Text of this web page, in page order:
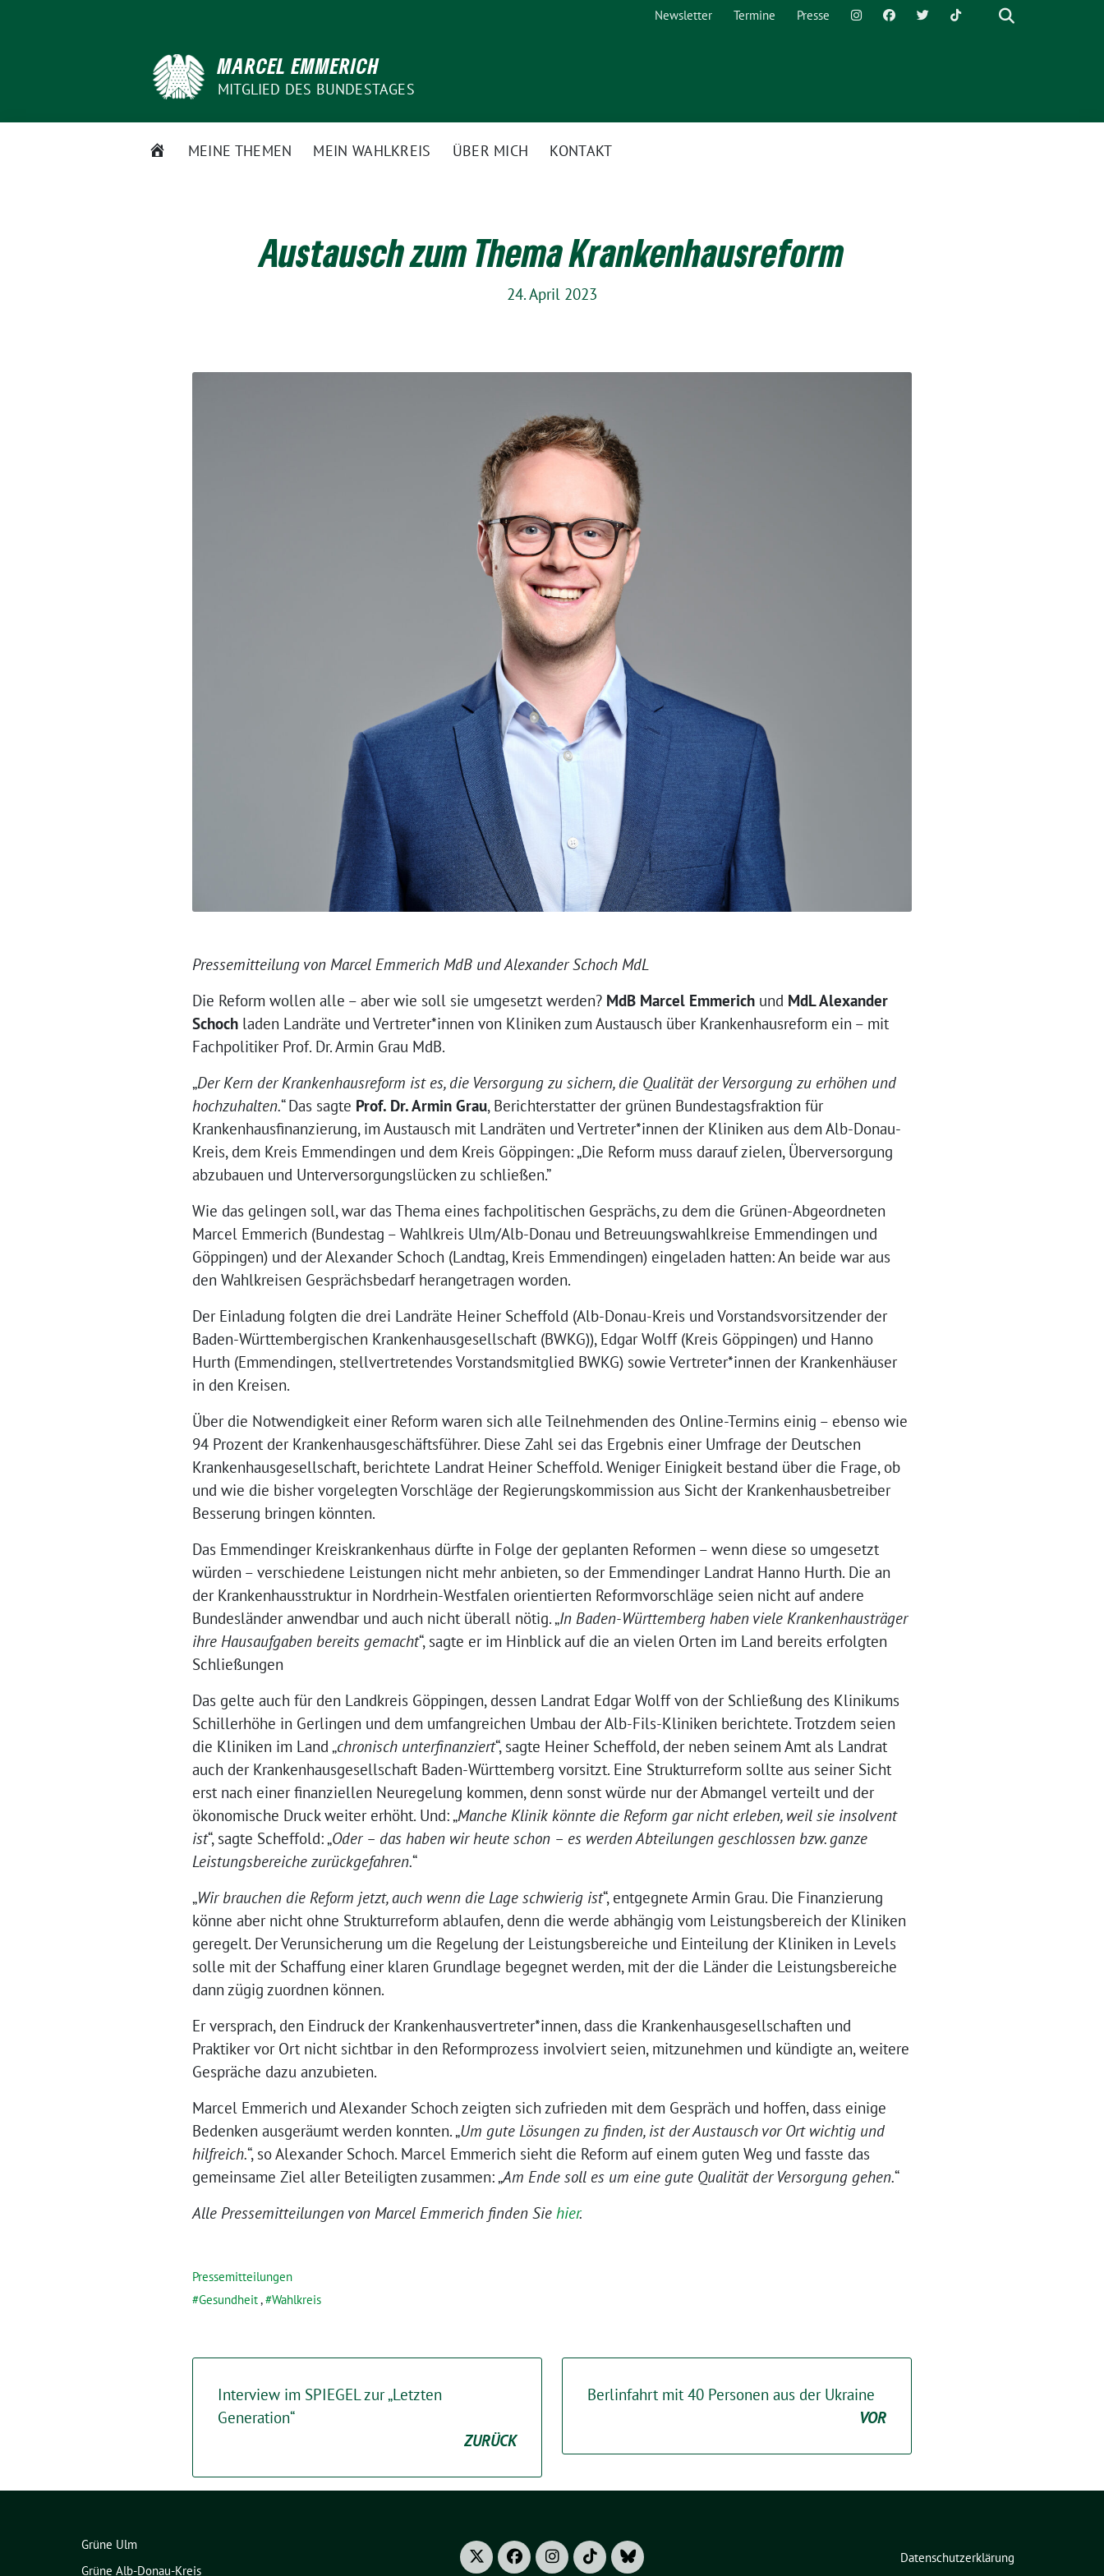
Newsletter Termine Presse
MARCEL EMMERICH
MITGLIED DES BUNDESTAGES
STARTSEITE
MEINE THEMEN MEIN WAHLKREIS ÜBER MICH KONTAKT
Austausch zum Thema Krankenhausreform
24. April 2023
Pressemitteilung von Marcel Emmerich MdB und Alexander Schoch MdL
Die Reform wollen alle – aber wie soll sie umgesetzt werden? MdB Marcel Emmerich und MdL Alexander
Schoch laden Landräte und Vertreter*innen von Kliniken zum Austausch über Krankenhausreform ein – mit
Fachpolitiker Prof. Dr. Armin Grau MdB.
„Der Kern der Krankenhausreform ist es, die Versorgung zu sichern, die Qualität der Versorgung zu erhöhen und
hochzuhalten.“ Das sagte Prof. Dr. Armin Grau, Berichterstatter der grünen Bundestagsfraktion für
Krankenhausfinanzierung, im Austausch mit Landräten und Vertreter*innen der Kliniken aus dem Alb-Donau-
Kreis, dem Kreis Emmendingen und dem Kreis Göppingen: „Die Reform muss darauf zielen, Überversorgung
abzubauen und Unterversorgungslücken zu schließen.”
Wie das gelingen soll, war das Thema eines fachpolitischen Gesprächs, zu dem die Grünen-Abgeordneten
Marcel Emmerich (Bundestag – Wahlkreis Ulm/Alb-Donau und Betreuungswahlkreise Emmendingen und
Göppingen) und der Alexander Schoch (Landtag, Kreis Emmendingen) eingeladen hatten: An beide war aus
den Wahlkreisen Gesprächsbedarf herangetragen worden.
Der Einladung folgten die drei Landräte Heiner Scheffold (Alb-Donau-Kreis und Vorstandsvorsitzender der
Baden-Württembergischen Krankenhausgesellschaft (BWKG)), Edgar Wolff (Kreis Göppingen) und Hanno
Hurth (Emmendingen, stellvertretendes Vorstandsmitglied BWKG) sowie Vertreter*innen der Krankenhäuser
in den Kreisen.
Über die Notwendigkeit einer Reform waren sich alle Teilnehmenden des Online-Termins einig – ebenso wie
94 Prozent der Krankenhausgeschäftsführer. Diese Zahl sei das Ergebnis einer Umfrage der Deutschen
Krankenhausgesellschaft, berichtete Landrat Heiner Scheffold. Weniger Einigkeit bestand über die Frage, ob
und wie die bisher vorgelegten Vorschläge der Regierungskommission aus Sicht der Krankenhausbetreiber
Besserung bringen könnten.
Das Emmendinger Kreiskrankenhaus dürfte in Folge der geplanten Reformen – wenn diese so umgesetzt
würden – verschiedene Leistungen nicht mehr anbieten, so der Emmendinger Landrat Hanno Hurth. Die an
der Krankenhausstruktur in Nordrhein-Westfalen orientierten Reformvorschläge seien nicht auf andere
Bundesländer anwendbar und auch nicht überall nötig. „In Baden-Württemberg haben viele Krankenhausträger
ihre Hausaufgaben bereits gemacht“, sagte er im Hinblick auf die an vielen Orten im Land bereits erfolgten
Schließungen
Das gelte auch für den Landkreis Göppingen, dessen Landrat Edgar Wolff von der Schließung des Klinikums
Schillerhöhe in Gerlingen und dem umfangreichen Umbau der Alb-Fils-Kliniken berichtete. Trotzdem seien
die Kliniken im Land „chronisch unterfinanziert“, sagte Heiner Scheffold, der neben seinem Amt als Landrat
auch der Krankenhausgesellschaft Baden-Württemberg vorsitzt. Eine Strukturreform sollte aus seiner Sicht
erst nach einer finanziellen Neuregelung kommen, denn sonst würde nur der Abmangel verteilt und der
ökonomische Druck weiter erhöht. Und: „Manche Klinik könnte die Reform gar nicht erleben, weil sie insolvent
ist“, sagte Scheffold: „Oder – das haben wir heute schon – es werden Abteilungen geschlossen bzw. ganze
Leistungsbereiche zurückgefahren.“
„Wir brauchen die Reform jetzt, auch wenn die Lage schwierig ist“, entgegnete Armin Grau. Die Finanzierung
könne aber nicht ohne Strukturreform ablaufen, denn die werde abhängig vom Leistungsbereich der Kliniken
geregelt. Der Verunsicherung um die Regelung der Leistungsbereiche und Einteilung der Kliniken in Levels
solle mit der Schaffung einer klaren Grundlage begegnet werden, mit der die Länder die Leistungsbereiche
dann zügig zuordnen können.
Er versprach, den Eindruck der Krankenhausvertreter*innen, dass die Krankenhausgesellschaften und
Praktiker vor Ort nicht sichtbar in den Reformprozess involviert seien, mitzunehmen und kündigte an, weitere
Gespräche dazu anzubieten.
Marcel Emmerich und Alexander Schoch zeigten sich zufrieden mit dem Gespräch und hoffen, dass einige
Bedenken ausgeräumt werden konnten. „Um gute Lösungen zu finden, ist der Austausch vor Ort wichtig und
hilfreich.“, so Alexander Schoch. Marcel Emmerich sieht die Reform auf einem guten Weg und fasste das
gemeinsame Ziel aller Beteiligten zusammen: „Am Ende soll es um eine gute Qualität der Versorgung gehen.“
Alle Pressemitteilungen von Marcel Emmerich finden Sie hier.
Pressemitteilungen
Gesundheit, Wahlkreis
Interview im SPIEGEL zur „Letzten
Generation“
ZURÜCK
Berlinfahrt mit 40 Personen aus der Ukraine
VOR
Grüne Ulm
Grüne Alb-Donau-Kreis
Datenschutzerklärung